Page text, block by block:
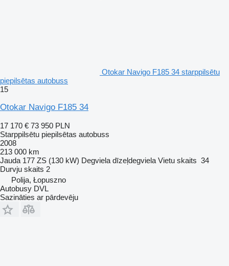
Otokar Navigo F185 34 starppilsētu
piepilsētas autobuss
15
Otokar Navigo F185 34
17 170 € 73 950 PLN
Starppilsētu piepilsētas autobuss
2008
213 000 km
Jauda 177 ZS (130 kW) Degviela dīzeļdegviela Vietu skaits 34
Durvju skaits 2
Polija, Łopuszno
Autobusy DVL
Sazināties ar pārdevēju